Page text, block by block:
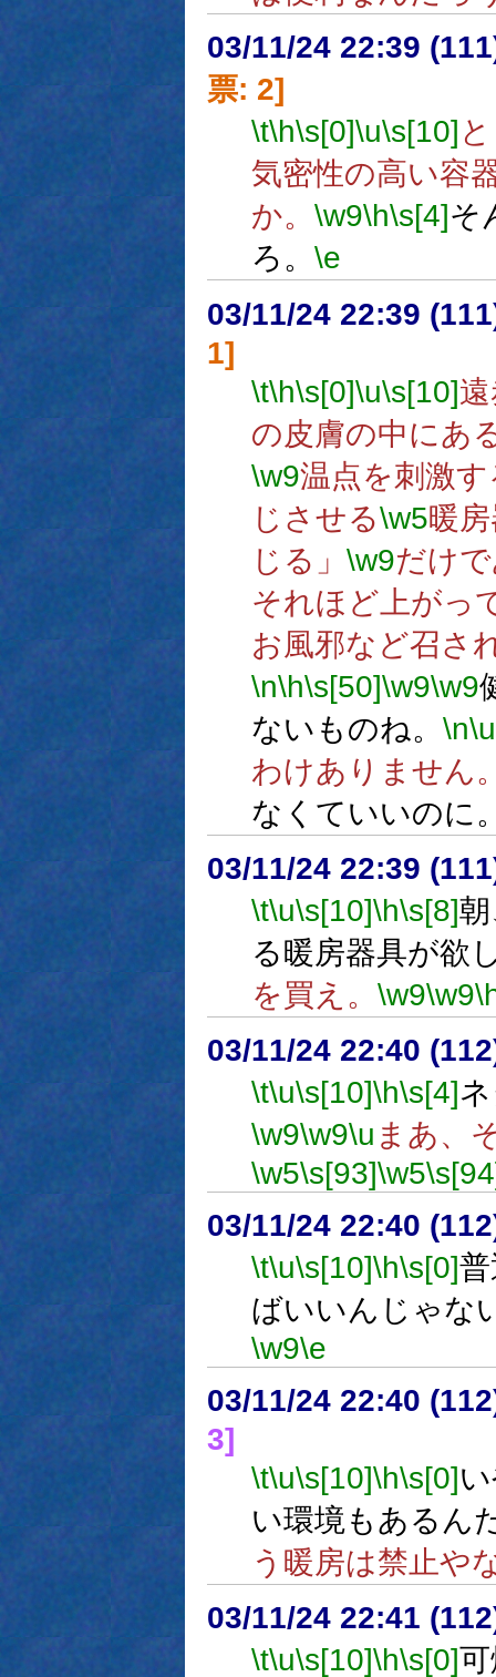
03/11/24 22:39
票: 2]
\t\h\s[0]\u\s[10]
気密性の高い容
か。 \w9\h\s[4]そ
ろ。 \e
03/11/24 22:39
1]
\t\h\s[0]\u\s[10]
の皮膚の中にあ
\w9温点を刺激
じさせる\w5暖
じる」 \w9だけ
それほど上がっ
お風邪など召さ
\n\h\s[50]\w9\w9
ないものね。 \n\u
わけありません
なくていいのに
03/11/24 22:39
\t\u\s[10]\h\s[8]
る暖房器具が欲
を買え。 \w9\w9
03/11/24 22:40
\t\u\s[10]\h\s[4]
\w9\w9\u まあ、
\w5\s[93]\w5
03/11/24 22:40
\t\u\s[10]\h\s[0]
ばいいんじゃな
\w9\e
03/11/24 22:40
3]
\t\u\s[10]\h\s[0]
い環境もあるん
う暖房は禁止や
03/11/24 22:41
\t\u\s[10]\h\s[0]